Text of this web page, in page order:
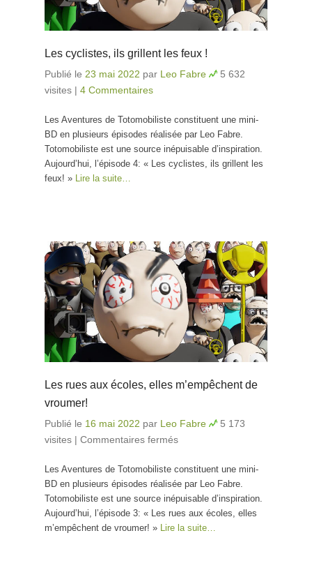
Les cyclistes, ils grillent les feux !
Publié le 23 mai 2022 par Leo Fabre
5 632
visites | 4 Commentaires
Les Aventures de Totomobiliste constituent une mini-
BD en plusieurs épisodes réalisée par Leo Fabre.
Totomobiliste est une source inépuisable d’inspiration.
Aujourd’hui, l’épisode 4: « Les cyclistes, ils grillent les
feux! »
Lire la suite…
Les rues aux écoles, elles m’empêchent de
vroumer!
Publié le 16 mai 2022 par Leo Fabre
5 173
visites | Commentaires fermés
m’empêchent de
vroumer!
Les Aventures de Totomobiliste constituent une mini-
BD en plusieurs épisodes réalisée par Leo Fabre.
Totomobiliste est une source inépuisable d’inspiration.
Aujourd’hui, l’épisode 3: « Les rues aux écoles, elles
m’empêchent de vroumer! » Lire la suite…